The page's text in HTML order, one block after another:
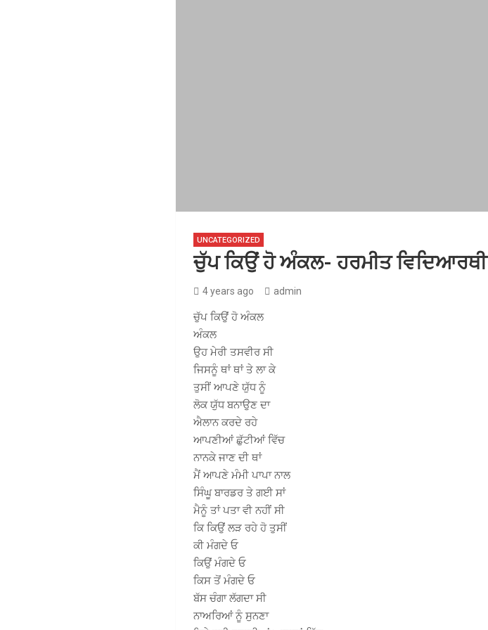
UNCATEGORIZED
ਚੁੱਪ ਕਿਉਂ ਹੋ ਅੰਕਲ- ਹਰਮੀਤ ਵਿਦਿਆਰਥੀ
4 years ago admin
ਚੁੱਪ ਕਿਉਂ ਹੋ ਅੰਕਲ
ਅੰਕਲ
ਉਹ ਮੇਰੀ ਤਸਵੀਰ ਸੀ
ਜਿਸਨੂੰ ਥਾਂ ਥਾਂ ਤੇ ਲਾ ਕੇ
ਤੁਸੀਂ ਆਪਣੇ ਯੁੱਧ ਨੂੰ
ਲੋਕ ਯੁੱਧ ਬਨਾਉਣ ਦਾ
ਐਲਾਨ ਕਰਦੇ ਰਹੇ
ਆਪਣੀਆਂ ਛੁੱਟੀਆਂ ਵਿੱਚ
ਨਾਨਕੇ ਜਾਣ ਦੀ ਥਾਂ
ਮੈਂ ਆਪਣੇ ਮੰਮੀ ਪਾਪਾ ਨਾਲ
ਸਿੰਘੂ ਬਾਰਡਰ ਤੇ ਗਈ ਸਾਂ
ਮੈਨੂੰ ਤਾਂ ਪਤਾ ਵੀ ਨਹੀਂ ਸੀ
ਕਿ ਕਿਉਂ ਲੜ ਰਹੇ ਹੋ ਤੁਸੀਂ
ਕੀ ਮੰਗਦੇ ਓ
ਕਿਉਂ ਮੰਗਦੇ ਓ
ਕਿਸ ਤੋਂ ਮੰਗਦੇ ਓ
ਬੱਸ ਚੰਗਾ ਲੱਗਦਾ ਸੀ
ਨਾਅਰਿਆਂ ਨੂੰ ਸੁਨਣਾ